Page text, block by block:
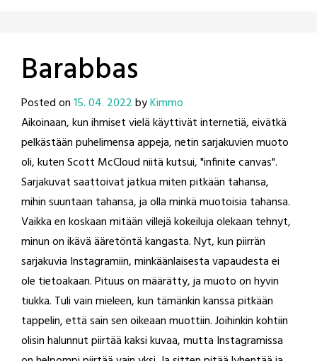
Barabbas
Posted on15. 04. 2022byKimmo
Aikoinaan, kun ihmiset vielä käyttivät internetiä, eivätkä
pelkästään puhelimensa appeja, netin sarjakuvien muoto
oli, kuten Scott McCloud niitä kutsui, "infinite canvas".
Sarjakuvat saattoivat jatkua miten pitkään tahansa,
mihin suuntaan tahansa, ja olla minkä muotoisia tahansa.
Vaikka en koskaan mitään villejä kokeiluja olekaan tehnyt,
minun on ikävä ääretöntä kangasta. Nyt, kun piirrän
sarjakuvia Instagramiin, minkäänlaisesta vapaudesta ei
ole tietoakaan. Pituus on määrätty, ja muoto on hyvin
tiukka. Tuli vain mieleen, kun tämänkin kanssa pitkään
tappelin, että sain sen oikeaan muottiin. Joihinkin kohtiin
olisin halunnut piirtää kaksi kuvaa, mutta Instagramissa